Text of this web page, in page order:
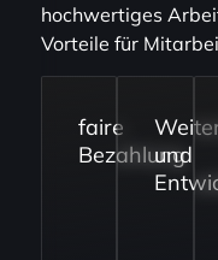
hochwertiges
Vorteile für
faire
Bezahlung
und